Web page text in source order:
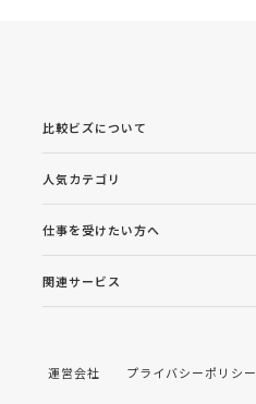
比較ビズについて
人気カテゴリ
仕事を受けたい方へ
関連サービス
運営会社 プライバシーポリシー